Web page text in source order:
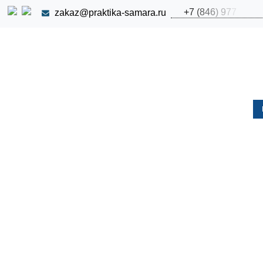
zakaz@praktika-samara.ru +7 (846) 977